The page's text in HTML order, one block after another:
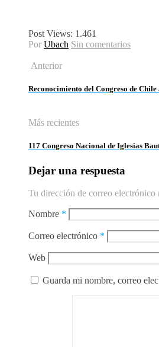
Post Views: 1.461
Por Ubach Sin comentarios
Anterior
Reconocimiento del Congreso de
Más recientes
117 Congreso Nacional de Iglesias
Dejar una respuesta
Tu dirección de correo electrónico
Nombre *
Correo electrónico *
Web
Guarda mi nombre, correo